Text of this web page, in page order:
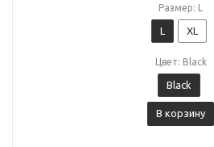
Размер: L
L XL
Цвет: Black
Black
В корзину